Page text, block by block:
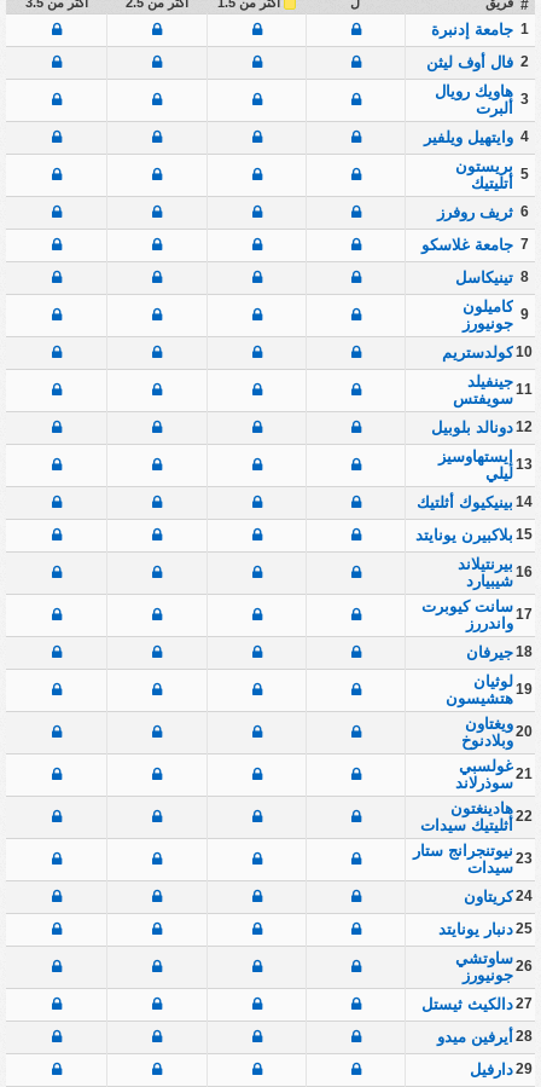
#
1 جامعة إدنبرة
2 فال أوف ليثن
3 هاويك رويال
ألبرت
4 وايتهيل ويلفير
5 بريستون
أتليتيك
6 ثريف روفرز
7 جامعة غلاسكو
8 تينيكاسل
9 كاميلون
جونيورز
10كولدستريم
11جينفيلد
سويفتس
12دونالد بلوبيل
13 إيستهاوسيز
ليلي
14 بينيكيوك أثلتيك
15 بلاكبيرن يونايتد
16 بيرنتيلاند
شيبيارد
17سانت كيوبرت
واندررز
18جيرفان
19لوثيان
هتشيسون
20ويغتاون
وبلادنوخ
21غولسبي
سوذرلاند
22هادينغتون
أثليتيك سيدات
23 نيوتنجرانج ستار
سيدات
24كريتاون
25دنبار يونايتد
26ساوتشي
جونيورز
27دالكيث ثيستل
28 أيرفين ميدو
29دارفيل